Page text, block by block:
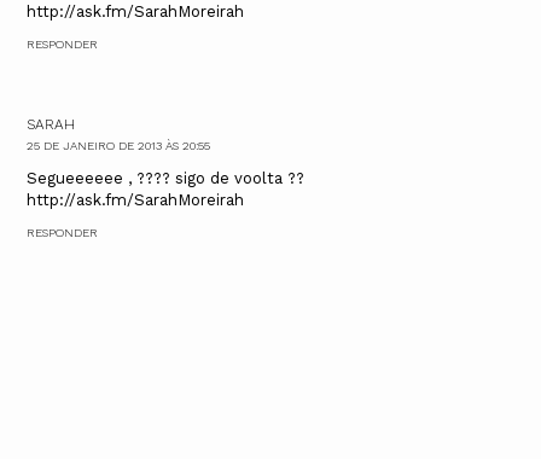
http://ask.fm/SarahMoreirah
RESPONDER
SARAH
25 DE JANEIRO DE 2013 ÀS 20:55
Segueeeeee , ???? sigo de voolta ??
http://ask.fm/SarahMoreirah
RESPONDER